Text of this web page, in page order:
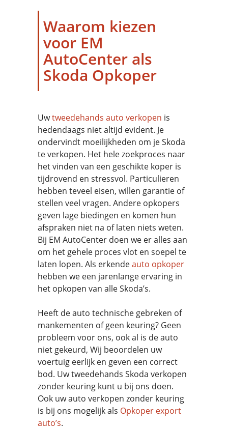
Waarom kiezen
voor EM
AutoCenter als
Skoda Opkoper
Uwtweedehands auto verkopen is
hedendaags niet altijd evident. Je
ondervindt moeilijkheden om je Skoda
te verkopen. Het hele zoekproces naar
het vinden van een geschikte koper is
tijdrovend en stressvol. Particulieren
hebben teveel eisen, willen garantie of
stellen veel vragen. Andere opkopers
geven lage biedingen en komen hun
afspraken niet na of laten niets weten.
Bij EM AutoCenter doen we er alles aan
om het gehele proces vlot en soepel te
laten lopen. Als erkendeauto opkoper
hebben we een jarenlange ervaring in
het opkopen van alle Skoda’s.
Heeft de auto technische gebreken of
mankementen of geen keuring? Geen
probleem voor ons, ook al is de auto
niet gekeurd, Wij beoordelen uw
voertuig eerlijk en geven een correct
bod. Uw tweedehands Skoda verkopen
zonder keuring kunt u bij ons doen.
Ook uw auto verkopen zonder keuring
is bij ons mogelijk als Opkoper export
auto’s.